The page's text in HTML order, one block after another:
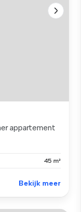
appartement
45 m²
Bekijk meer